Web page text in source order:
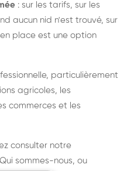
: sur les tarifs, sur les
aucun nid n'est trouvé, sur
place est une option
particulièrement
agricoles, les
commerces et les
consulter notre
Qui sommes-nous, ou